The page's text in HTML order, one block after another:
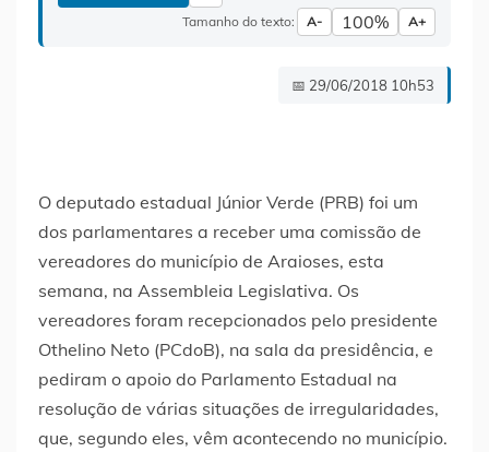
Tamanho do texto: A- 100% A+
📅 29/06/2018 10h53
O deputado estadual Júnior Verde (PRB) foi um
dos parlamentares a receber uma comissão de
vereadores do município de Araioses, esta
semana, na Assembleia Legislativa. Os
vereadores foram recepcionados pelo presidente
Othelino Neto (PCdoB), na sala da presidência, e
pediram o apoio do Parlamento Estadual na
resolução de várias situações de irregularidades,
que, segundo eles, vêm acontecendo no município.